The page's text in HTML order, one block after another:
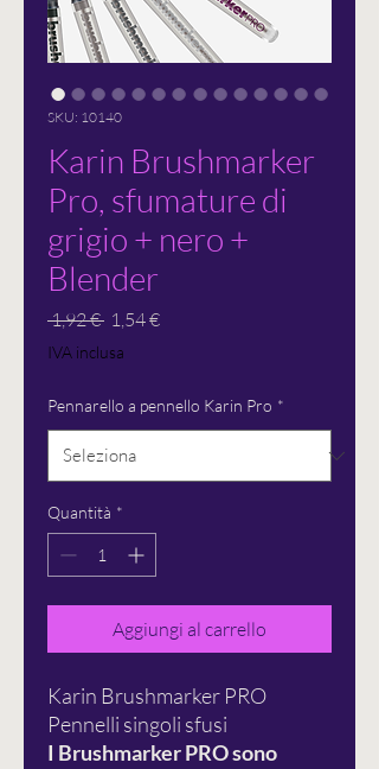
SKU: 10140
Karin Brushmarker
Pro, sfumature di
grigio + nero +
Blender
1,92 € Prezzo
1,54 €Prezzo
IVA inclusa
Pennarello a pennello Karin Pro *
Quantità *
Aggiungi al carrello
Karin Brushmarker PRO
Pennelli singoli sfusi
I Brushmarker PRO sono